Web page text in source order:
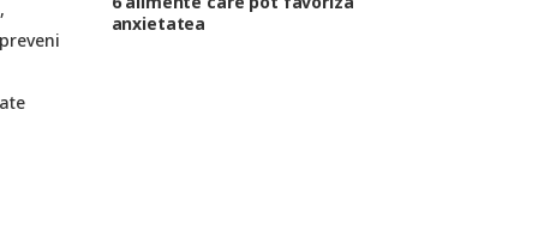
anxietatea